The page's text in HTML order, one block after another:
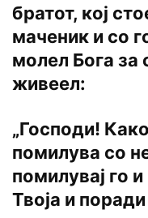
братот, кој
маченик и со
молел Бога за
живеел:
„Господи!
помилува со
помилувај го
Твоја и поради